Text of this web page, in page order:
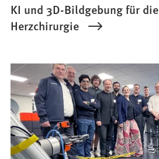
KI und 3D-Bildgebung für die
Herzchirurgie